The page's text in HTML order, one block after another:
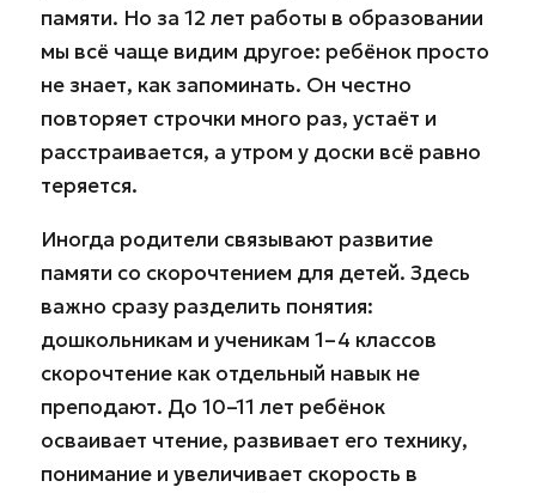
памяти. Но за 12 лет работы в образовании
мы всё чаще видим другое: ребёнок просто
не знает, как запоминать. Он честно
повторяет строчки много раз, устаёт и
расстраивается, а утром у доски всё равно
теряется.
Иногда родители связывают развитие
памяти со скорочтением для детей. Здесь
важно сразу разделить понятия:
дошкольникам и ученикам 1–4 классов
скорочтение как отдельный навык не
преподают. До 10–11 лет ребёнок
осваивает чтение, развивает его технику,
понимание и увеличивает скорость в